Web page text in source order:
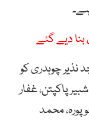
چوہدری کو
پاکپتن، غفار
محمد